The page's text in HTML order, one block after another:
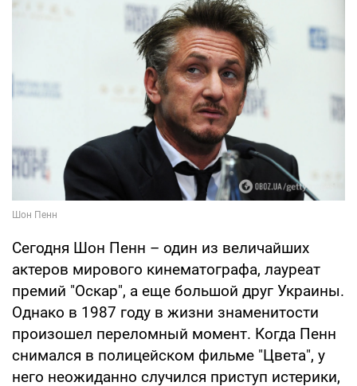
Сегодня Шон Пенн – один из величайших
актеров мирового кинематографа, лауреат
премий "Оскар", а еще большой друг Украины.
Однако в 1987 году в жизни знаменитости
произошел переломный момент. Когда Пенн
снимался в полицейском фильме "Цвета", у
него неожиданно случился приступ истерики,